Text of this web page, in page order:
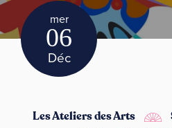
mer
06
Déc
Les Ateliers des Arts